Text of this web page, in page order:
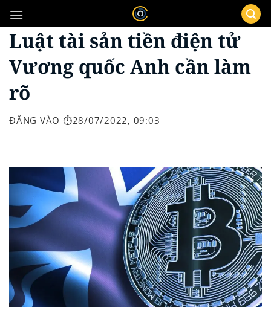
qua
nội
Luật tài sản tiền điện tử
Vương quốc Anh cần làm
rõ
ĐĂNG VÀO ⏱️28/07/2022, 09:03